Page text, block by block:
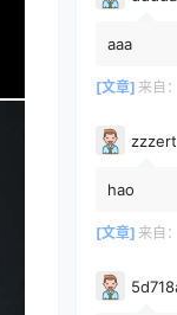
aaa
[文章] 来自：
zzzert
hao
[文章] 来自：